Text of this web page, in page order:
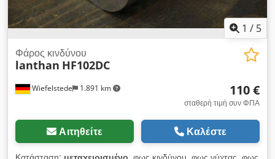
1 / 5
Wiefelstede 1.891 km
Φάρος κινδύνου
lanthan HF102DC
110 €
σταθερή τιμή συν ΦΠΑ
Αιτηθείτε Καλέστε